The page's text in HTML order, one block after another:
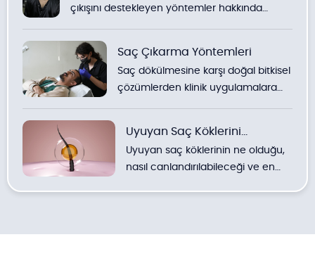
çıkışını destekleyen yöntemler hakkında
Saç Çıkarma Yöntemleri
Saç dökülmesine karşı doğal bitkisel
çözümlerden klinik uygulamalara
Uyuyan Saç Köklerini
Uyandırmak
Uyuyan saç köklerinin ne olduğu,
nasıl canlandırılabileceği ve en